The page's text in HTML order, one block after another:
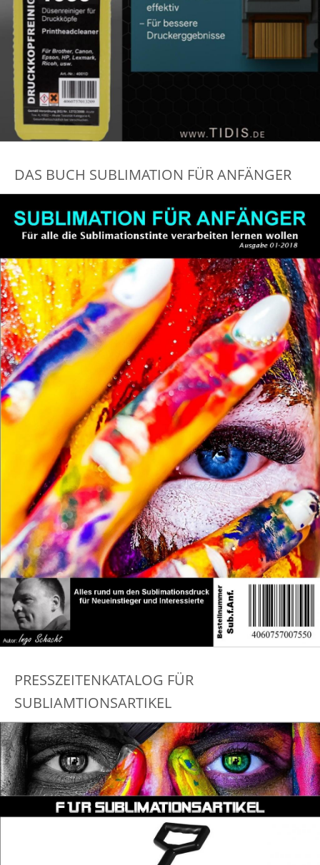
DAS BUCH SUBLIMATION FÜR ANFÄNGER
PRESSZEITENKATALOG FÜR
SUBLIAMTIONSARTIKEL